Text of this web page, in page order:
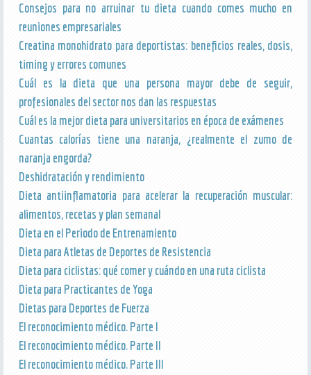
Consejos para no arruinar tu dieta cuando comes mucho en
reuniones empresariales
Creatina monohidrato para deportistas: beneficios reales, dosis,
timing y errores comunes
Cuál es la dieta que una persona mayor debe de seguir,
profesionales del sector nos dan las respuestas
Cuál es la mejor dieta para universitarios en época de exámenes
Cuantas calorías tiene una naranja, ¿realmente el zumo de
naranja engorda?
Deshidratación y rendimiento
Dieta antiinflamatoria para acelerar la recuperación muscular:
alimentos, recetas y plan semanal
Dieta en el Periodo de Entrenamiento
Dieta para Atletas de Deportes de Resistencia
Dieta para ciclistas: qué comer y cuándo en una ruta ciclista
Dieta para Practicantes de Yoga
Dietas para Deportes de Fuerza
El reconocimiento médico. Parte I
El reconocimiento médico. Parte II
El reconocimiento médico. Parte III